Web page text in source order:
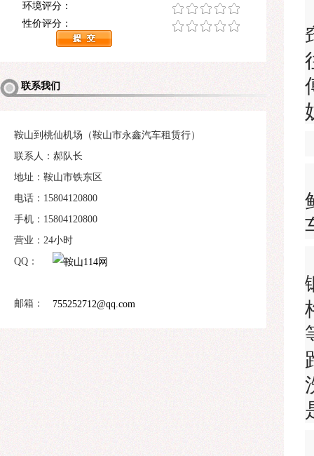
环境评分：
性价评分：
联系我们
鞍山到桃仙机场（鞍山市永鑫汽车租赁行）
联系人：郝队长
地址：鞍山市铁东区
电话：15804120800
手机：15804120800
营业：24小时
QQ：
邮箱： 755252712@qq.com